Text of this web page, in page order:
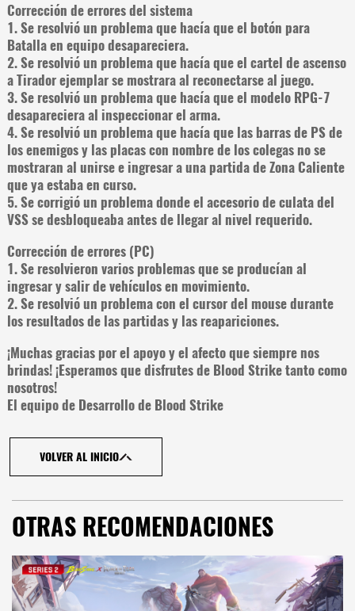
Corrección de errores del sistema
1. Se resolvió un problema que hacía que el botón para
Batalla en equipo desapareciera.
2. Se resolvió un problema que hacía que el cartel de ascenso
a Tirador ejemplar se mostrara al reconectarse al juego.
3. Se resolvió un problema que hacía que el modelo RPG-7
desapareciera al inspeccionar el arma.
4. Se resolvió un problema que hacía que las barras de PS de
los enemigos y las placas con nombre de los colegas no se
mostraran al unirse e ingresar a una partida de Zona Caliente
que ya estaba en curso.
5. Se corrigió un problema donde el accesorio de culata del
VSS se desbloqueaba antes de llegar al nivel requerido.
Corrección de errores (PC)
1. Se resolvieron varios problemas que se producían al
ingresar y salir de vehículos en movimiento.
2. Se resolvió un problema con el cursor del mouse durante
los resultados de las partidas y las reapariciones.
¡Muchas gracias por el apoyo y el afecto que siempre nos
brindas! ¡Esperamos que disfrutes de Blood Strike tanto como
nosotros!
El equipo de Desarrollo de Blood Strike
VOLVER AL INICIO
OTRAS RECOMENDACIONES